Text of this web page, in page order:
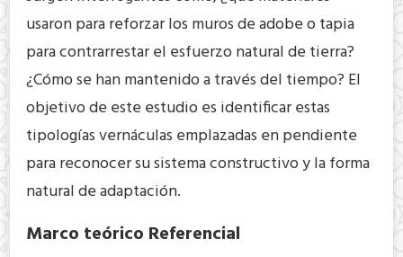
usaron para reforzar los muros de adobe o tapia
para contrarrestar el esfuerzo natural de tierra?
¿Cómo se han mantenido a través del tiempo? El
objetivo de este estudio es identificar estas
tipologías vernáculas emplazadas en pendiente
para reconocer su sistema constructivo y la forma
natural de adaptación.
Marco teórico Referencial